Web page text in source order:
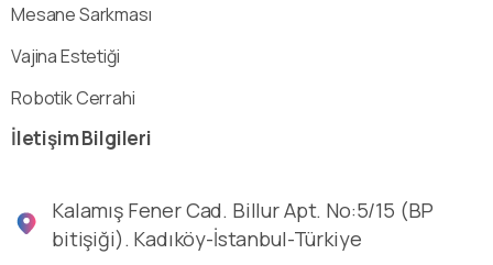
Mesane Sarkması
Vajina Estetiği
Robotik Cerrahi
İletişimBilgileri
Kalamış Fener Cad. Billur Apt. No:5/15 (BP
bitişiği). Kadıköy-İstanbul-Türkiye